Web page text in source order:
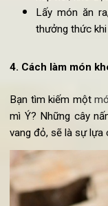
trong đậu phụ.
Đun nóng
ở tất cả các
đổ sốt xì
thêm một ít
nước vào
nắp nồi, kho
Lấy món
thưởng thức